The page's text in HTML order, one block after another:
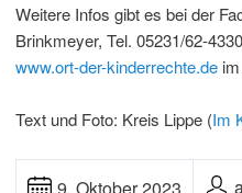
Weitere Infos gibt es bei der
Brinkmeyer, Tel. 05231/62-
www.ort-der-kinderrechte.deim
Text und Foto: Kreis Lippe (Im